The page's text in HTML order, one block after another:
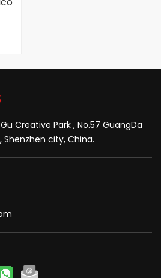
Creative Park , No.57 GuangDa
Shenzhen city, China.